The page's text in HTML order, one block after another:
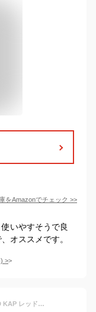
をAmazonでチェック >>
いやすそうで良
オススメです。
>
【あす楽】クーポンで最大18%OFF★RED KAP レッドキャップ PD52 クラッシック リジッドジーンズ デニムパンツ【T】｜メンズ カジュアル ストレート 生デニム ノンウォッシュ ジーパン ズボン 大きいサイズ アメカジ ブランド おしゃれ